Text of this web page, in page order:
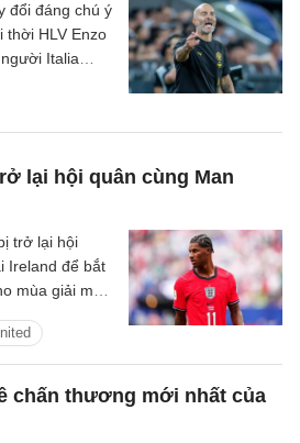
đổi đáng chú ý
thời HLV Enzo
Italia
Pep
năm.
lại hội quân cùng Man
trở lại hội
Ireland để bắt
mùa giải mới.
chấn thương mới nhất của